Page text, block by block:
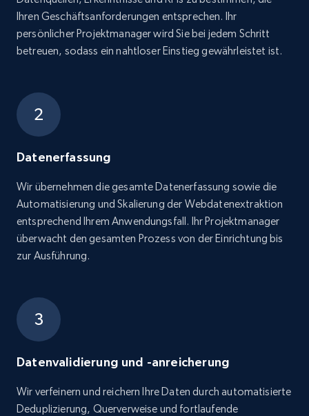
Ihren Geschäftsanforderungen entsprechen. Ihr
persönlicher Projektmanager wird Sie bei jedem Schritt
betreuen, sodass ein nahtloser Einstieg gewährleistet ist.
Datenerfassung
Wir übernehmen die gesamte Datenerfassung sowie die
Automatisierung und Skalierung der Webdatenextraktion
entsprechend Ihrem Anwendungsfall. Ihr Projektmanager
überwacht den gesamten Prozess von der Einrichtung bis
zur Ausführung.
Datenvalidierung und -anreicherung
Wir verfeinern und reichern Ihre Daten durch automatisierte
Deduplizierung, Querverweise und fortlaufende